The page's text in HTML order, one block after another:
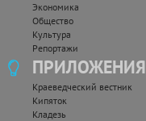
Экономика
Общество
Культура
Репортажи
ПРИЛОЖЕНИЯ
Краеведческий вестник
Кипяток
Кладезь